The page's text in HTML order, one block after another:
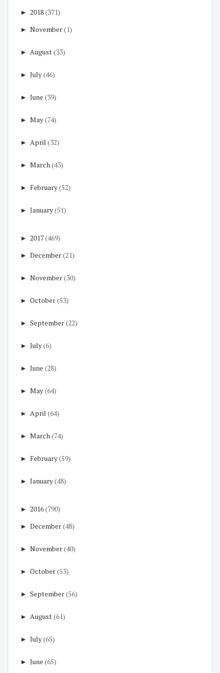
► 2018(371)
► November(1)
► August(33)
► July(46)
► June (39)
► May(74)
► April (32)
► March(43)
► February(52)
► January(51)
► 2017(469)
► December(21)
► November(30)
► October(53)
► September(22)
► July(6)
► June (28)
► May(64)
► April (64)
► March(74)
► February(59)
► January(48)
► 2016(790)
► December(48)
► November(40)
► October(53)
► September(56)
► August(61)
► July(65)
► June (65)